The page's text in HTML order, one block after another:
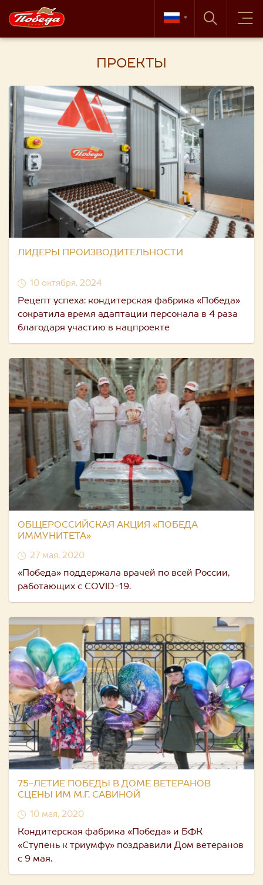
ПРОЕКТЫ
ЛИДЕРЫ ПРОИЗВОДИТЕЛЬНОСТИ
10 октября, 2024
Рецепт успеха: кондитерская фабрика «Победа»
сократила время адаптации персонала в 4 раза
благодаря участию в нацпроекте
ОБЩЕРОССИЙСКАЯ АКЦИЯ «ПОБЕДА
ИММУНИТЕТА»
27 мая, 2020
«Победа» поддержала врачей по всей России,
работающих с COVID-19.
75-ЛЕТИЕ ПОБЕДЫ В ДОМЕ ВЕТЕРАНОВ
СЦЕНЫ ИМ М.Г. САВИНОЙ
10 мая, 2020
Кондитерская фабрика «Победа» и БФК
«Ступень к триумфу» поздравили Дом ветеранов
с 9 мая.